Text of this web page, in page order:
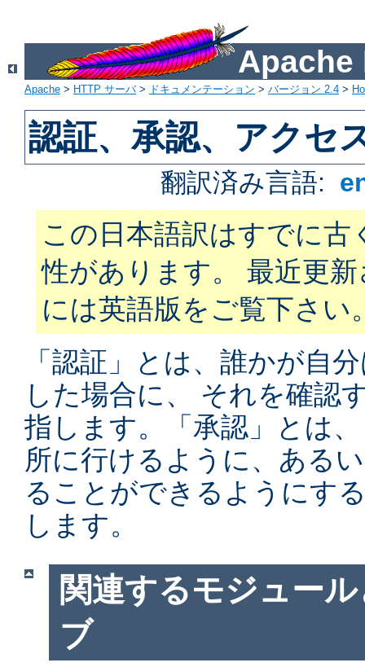
Apache
Apache > HTTP サーバ> ドキュメンテーション > バージョン 2.4 >
認証、承認、アクセ
翻訳済み言語:
この日本語訳はすでに古
性があります。 最近更
には英語版をご覧下さい
「認証」とは、誰かが自
した場合に、 それを確認
指します。「承認」とは
所に行けるように、ある
ることができるようにす
します。
関連するモジュー
ブ